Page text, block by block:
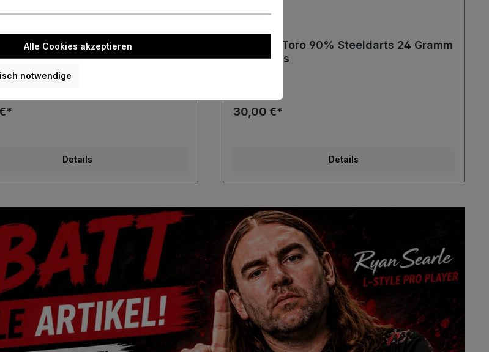
Luke Littler Edge Swiss Point
23 Gramm Steeldarts
Details
Harrows Toro 90% Steeldarts 24 Gramm
Steeldarts
30,00 €*
Details
Alle Cookies akzeptieren
notwendige